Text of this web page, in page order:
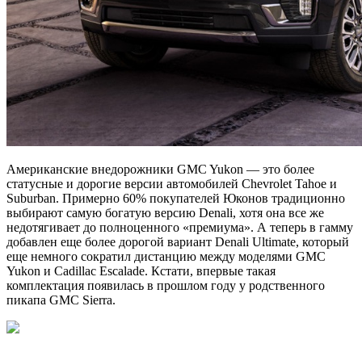
Американские внедорожники GMC Yukon — это более
статусные и дорогие версии автомобилей Chevrolet Tahoe и
Suburban. Примерно 60% покупателей Юконов традиционно
выбирают самую богатую версию Denali, хотя она все же
недотягивает до полноценного «премиума». А теперь в гамму
добавлен еще более дорогой вариант Denali Ultimate, который
еще немного сократил дистанцию между моделями GMC
Yukon и Cadillac Escalade. Кстати, впервые такая
комплектация появилась в прошлом году у родственного
пикапа GMC Sierra.